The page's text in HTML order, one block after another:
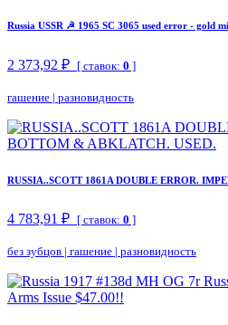
Russia USSR ☭ 1965 SC 3065 used error - gold
2 373,92 ₽ [ ставок: 0 ]
гашение | разновидность
RUSSIA..SCOTT 1861A DOUBLE ERROR.
4 783,91 ₽ [ ставок: 0 ]
без зубцов | гашение | разновидность